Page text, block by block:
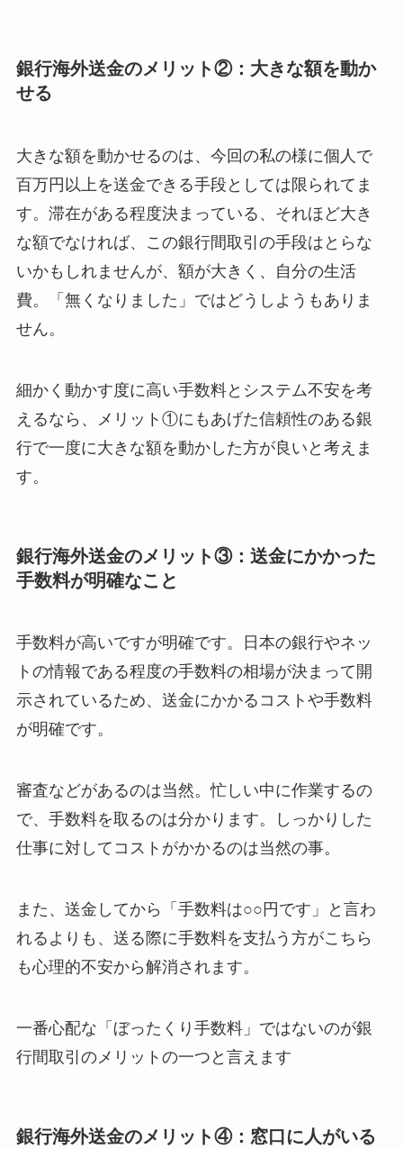
銀行海外送金のメリット②：大きな額を動か
せる
大きな額を動かせるのは、今回の私の様に個人で
百万円以上を送金できる手段としては限られてま
す。滞在がある程度決まっている、それほど大き
な額でなければ、この銀行間取引の手段はとらな
いかもしれませんが、額が大きく、自分の生活
費。「無くなりました」ではどうしようもありま
せん。
細かく動かす度に高い手数料とシステム不安を考
えるなら、メリット①にもあげた信頼性のある銀
行で一度に大きな額を動かした方が良いと考えま
す。
銀行海外送金のメリット③：送金にかかった
手数料が明確なこと
手数料が高いですが明確です。日本の銀行やネッ
トの情報である程度の手数料の相場が決まって開
示されているため、送金にかかるコストや手数料
が明確です。
審査などがあるのは当然。忙しい中に作業するの
で、手数料を取るのは分かります。しっかりした
仕事に対してコストがかかるのは当然の事。
また、送金してから「手数料は○○円です」と言わ
れるよりも、送る際に手数料を支払う方がこちら
も心理的不安から解消されます。
一番心配な「ぼったくり手数料」ではないのが銀
行間取引のメリットの一つと言えます
銀行海外送金のメリット④：窓口に人がいる